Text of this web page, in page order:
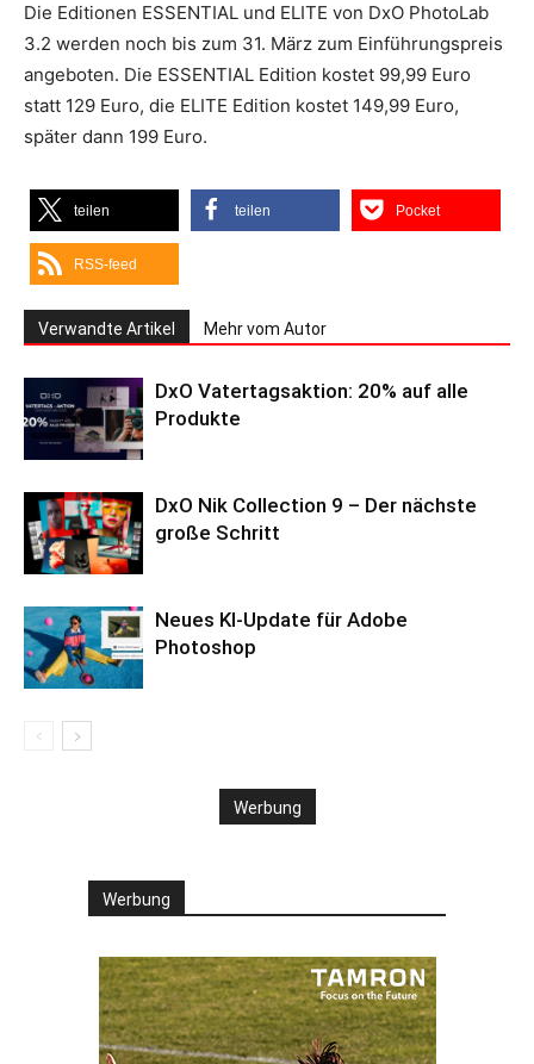
Die Editionen ESSENTIAL und ELITE von DxO PhotoLab
3.2 werden noch bis zum 31. März zum Einführungspreis
angeboten. Die ESSENTIAL Edition kostet 99,99 Euro
statt 129 Euro, die ELITE Edition kostet 149,99 Euro,
später dann 199 Euro.
teilen teilen Pocket
RSS-feed
Verwandte Artikel Mehr vom Autor
DxO Vatertagsaktion: 20% auf alle
Produkte
DxO Nik Collection 9 – Der nächste
große Schritt
Neues KI-Update für Adobe
Photoshop
Werbung
Werbung